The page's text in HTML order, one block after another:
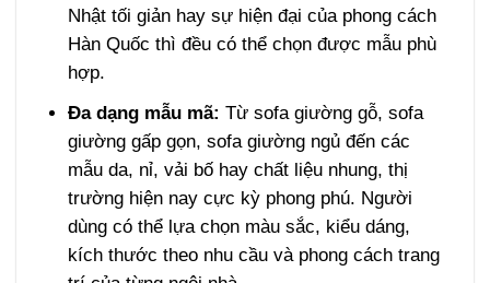
Nhật tối giản hay sự hiện đại của phong cách
Hàn Quốc thì đều có thể chọn được mẫu phù
hợp.
Đa dạng mẫu mã: Từ sofa giường gỗ, sofa
giường gấp gọn, sofa giường ngủ đến các
mẫu da, nỉ, vải bố hay chất liệu nhung, thị
trường hiện nay cực kỳ phong phú. Người
dùng có thể lựa chọn màu sắc, kiểu dáng,
kích thước theo nhu cầu và phong cách trang